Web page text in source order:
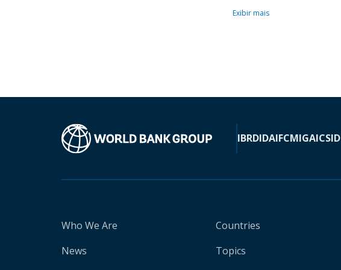
Exibir mais
IBRDIDAIFCMIGAICSID
Who We Are
News
Countries
Topics